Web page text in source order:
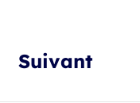
Suivant